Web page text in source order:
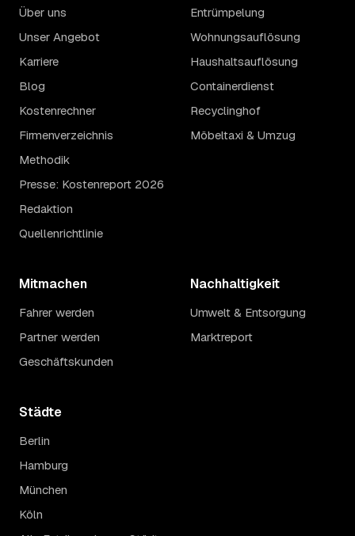
Über uns
Unser Angebot
Karriere
Blog
Kostenrechner
Firmenverzeichnis
Methodik
Presse: Kostenreport 2026
Redaktion
Quellenrichtlinie
Entrümpelung
Wohnungsauflösung
Haushaltsauflösung
Containerdienst
Recyclinghof
Möbeltaxi & Umzug
Mitmachen
Fahrer werden
Partner werden
Geschäftskunden
Nachhaltigkeit
Umwelt & Entsorgung
Marktreport
Städte
Berlin
Hamburg
München
Köln